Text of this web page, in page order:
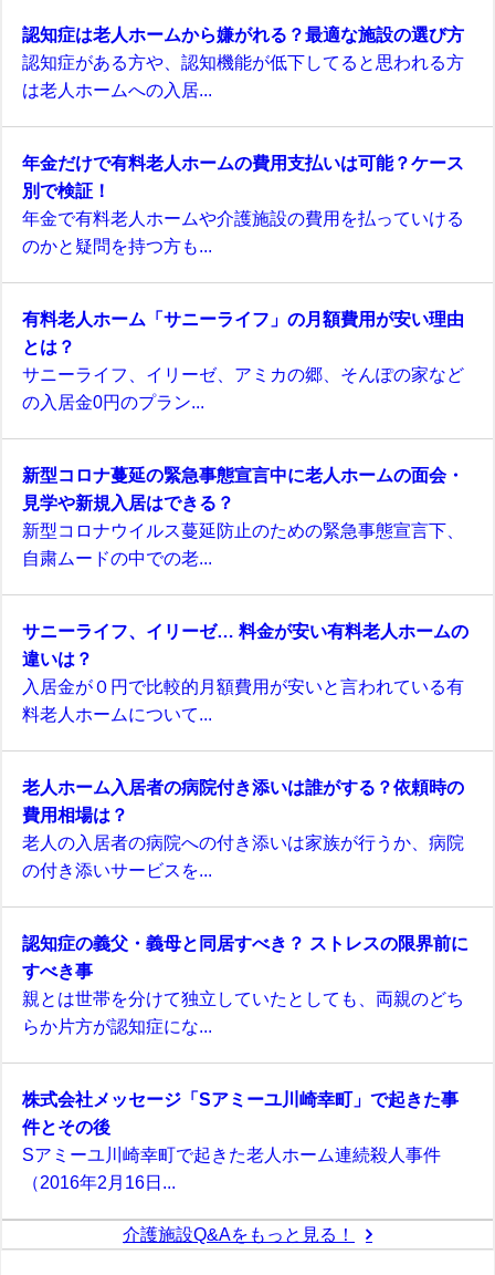
認知症は老人ホームから嫌がれる？最適な施設の選び方
認知症がある方や、認知機能が低下してると思われる方
は老人ホームへの入居...
年金だけで有料老人ホームの費用支払いは可能？ケース
別で検証！
年金で有料老人ホームや介護施設の費用を払っていける
のかと疑問を持つ方も...
有料老人ホーム「サニーライフ」の月額費用が安い理由
とは？
サニーライフ、イリーゼ、アミカの郷、そんぽの家など
の入居金0円のプラン...
新型コロナ蔓延の緊急事態宣言中に老人ホームの面会・
見学や新規入居はできる？
新型コロナウイルス蔓延防止のための緊急事態宣言下、
自粛ムードの中での老...
サニーライフ、イリーゼ… 料金が安い有料老人ホームの
違いは？
入居金が０円で比較的月額費用が安いと言われている有
料老人ホームについて...
老人ホーム入居者の病院付き添いは誰がする？依頼時の
費用相場は？
老人の入居者の病院への付き添いは家族が行うか、病院
の付き添いサービスを...
認知症の義父・義母と同居すべき？ ストレスの限界前に
すべき事
親とは世帯を分けて独立していたとしても、両親のどち
らか片方が認知症にな...
株式会社メッセージ「Sアミーユ川崎幸町」で起きた事
件とその後
Sアミーユ川崎幸町で起きた老人ホーム連続殺人事件
（2016年2月16日...
介護施設Q&Aをもっと見る！